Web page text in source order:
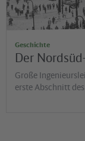
Geschichte
Der
Große
erste Abschnitt